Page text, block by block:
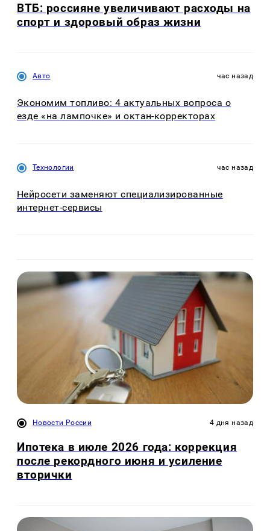
ВТБ: россияне увеличивают расходы на
спорт и здоровый образ жизни
Авто час назад
Экономим топливо: 4 актуальных вопроса о
езде «на лампочке» и октан-корректорах
Технологии час назад
Нейросети заменяют специализированные
интернет-сервисы
Новости России 4 дня назад
Ипотека в июле 2026 года: коррекция
после рекордного июня и усиление
вторички